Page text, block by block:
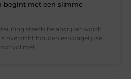
begint met een slimme
steeds belangrijker wordt
overzicht houden een dagelijkse
vol met